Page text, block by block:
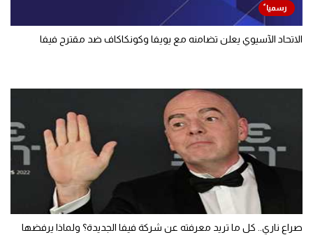
الاتحاد الآسيوي يعلن تضامنه مع يويفا وكونكاكاف ضد مقترح فيفا
صراع ناري.. كل ما تريد معرفته عن شركة فيفا الجديدة؟ ولماذا يرفضها